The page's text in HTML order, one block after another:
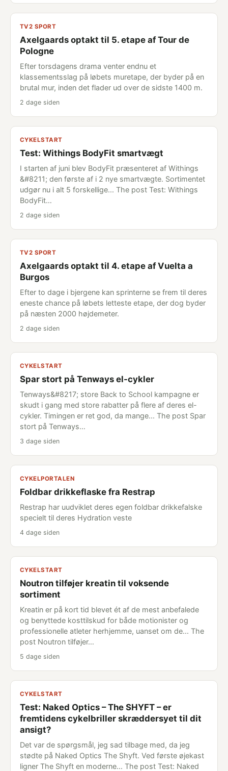
TV2 SPORT
Axelgaards optakt til 5. etape af Tour de
Pologne
Efter torsdagens drama venter endnu et
klassementsslag på løbets muretape, der byder på en
brutal mur, inden det flader ud over de sidste 1400 m.
2 dage siden
CYKELSTART
Test: Withings BodyFit smartvægt
I starten af juni blev BodyFit præsenteret af Withings
&#8211; den første af i 2 nye smartvægte. Sortimentet
udgør nu i alt 5 forskellige... The post Test: Withings
BodyFit…
2 dage siden
TV2 SPORT
Axelgaards optakt til 4. etape af Vuelta a
Burgos
Efter to dage i bjergene kan sprinterne se frem til deres
eneste chance på løbets letteste etape, der dog byder
på næsten 2000 højdemeter.
2 dage siden
CYKELSTART
Spar stort på Tenways el-cykler
Tenways&#8217; store Back to School kampagne er
skudt i gang med store rabatter på flere af deres el-
cykler. Timingen er ret god, da mange... The post Spar
stort på Tenways…
3 dage siden
CYKELPORTALEN
Foldbar drikkeflaske fra Restrap
Restrap har uudviklet deres egen foldbar drikkefalske
specielt til deres Hydration veste
4 dage siden
CYKELSTART
Noutron tilføjer kreatin til voksende
sortiment
Kreatin er på kort tid blevet ét af de mest anbefalede
og benyttede kosttilskud for både motionister og
professionelle atleter herhjemme, uanset om de... The
post Noutron tilføjer…
5 dage siden
CYKELSTART
Test: Naked Optics – The SHYFT – er
fremtidens cykelbriller skræddersyet til dit
ansigt?
Det var de spørgsmål, jeg sad tilbage med, da jeg
stødte på Naked Optics The Shyft. Ved første øjekast
ligner The Shyft en moderne... The post Test: Naked